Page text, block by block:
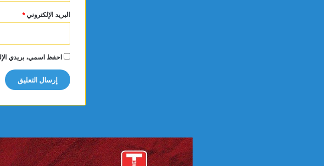
البريد الإلكتروني*
احفظ اسمي، بريدي